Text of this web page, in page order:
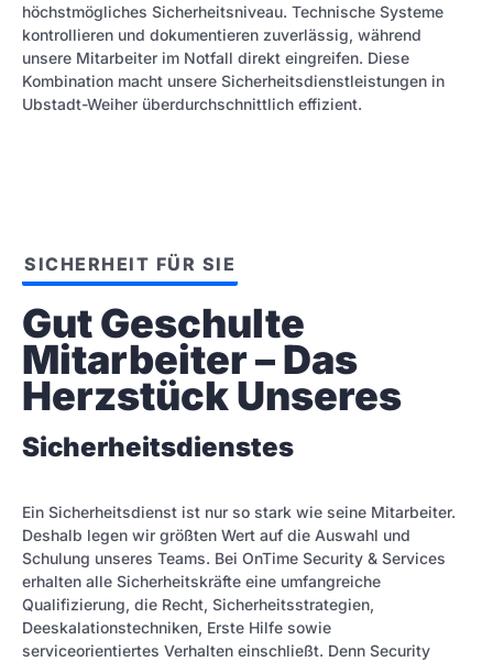
höchstmögliches Sicherheitsniveau. Technische Systeme
kontrollieren und dokumentieren zuverlässig, während
unsere Mitarbeiter im Notfall direkt eingreifen. Diese
Kombination macht unsere Sicherheitsdienstleistungen in
Ubstadt-Weiher überdurchschnittlich effizient.
SICHERHEIT FÜR SIE
Gut Geschulte
Mitarbeiter – Das
Herzstück Unseres
Sicherheitsdienstes
Ein Sicherheitsdienst ist nur so stark wie seine Mitarbeiter.
Deshalb legen wir größten Wert auf die Auswahl und
Schulung unseres Teams. Bei OnTime Security & Services
erhalten alle Sicherheitskräfte eine umfangreiche
Qualifizierung, die Recht, Sicherheitsstrategien,
Deeskalationstechniken, Erste Hilfe sowie
serviceorientiertes Verhalten einschließt. Denn Security